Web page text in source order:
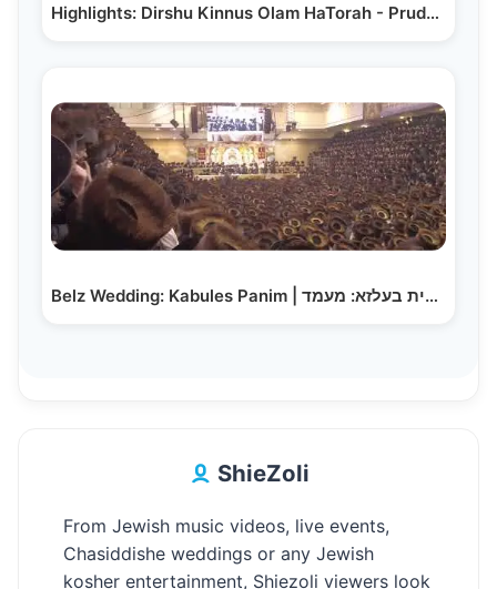
Highlights: Dirshu Kinnus Olam HaTorah - Prudential…
Belz Wedding: Kabules Panim | שמחת בית בעלזא: מעמד…
ShieZoli
From Jewish music videos, live events,
Chasiddishe weddings or any Jewish
kosher entertainment, Shiezoli viewers look